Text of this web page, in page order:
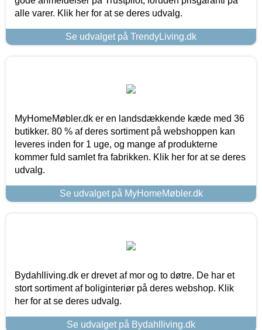
alle varer. Klik her for at se deres udvalg.
Se udvalget på TrendyLiving.dk
MyHomeMøbler.dk er en landsdækkende kæde med 36
butikker. 80 % af deres sortiment på webshoppen kan
leveres inden for 1 uge, og mange af produkterne
kommer fuld samlet fra fabrikken. Klik her for at se deres
udvalg.
Se udvalget på MyHomeMøbler.dk
Bydahlliving.dk er drevet af mor og to døtre. De har et
stort sortiment af boliginteriør på deres webshop. Klik
her for at se deres udvalg.
Se udvalget på Bydahlliving.dk